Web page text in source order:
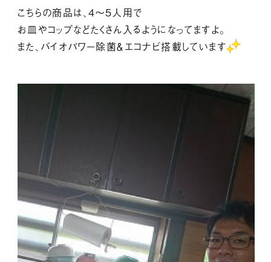
こちらの商品は、４～５人用で
お皿やコップなどたくさん入るようになってますよ。
また、バイオパワー除菌＆エコナビ搭載しています